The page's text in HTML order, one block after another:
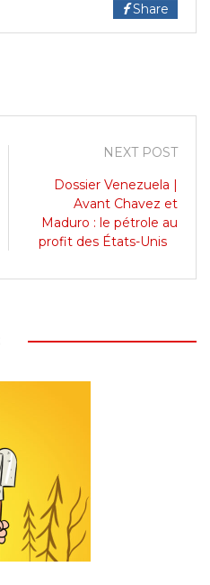
Share
NEXT POST
Dossier Venezuela |
Avant Chavez et
Maduro : le pétrole au
profit des États-Unis